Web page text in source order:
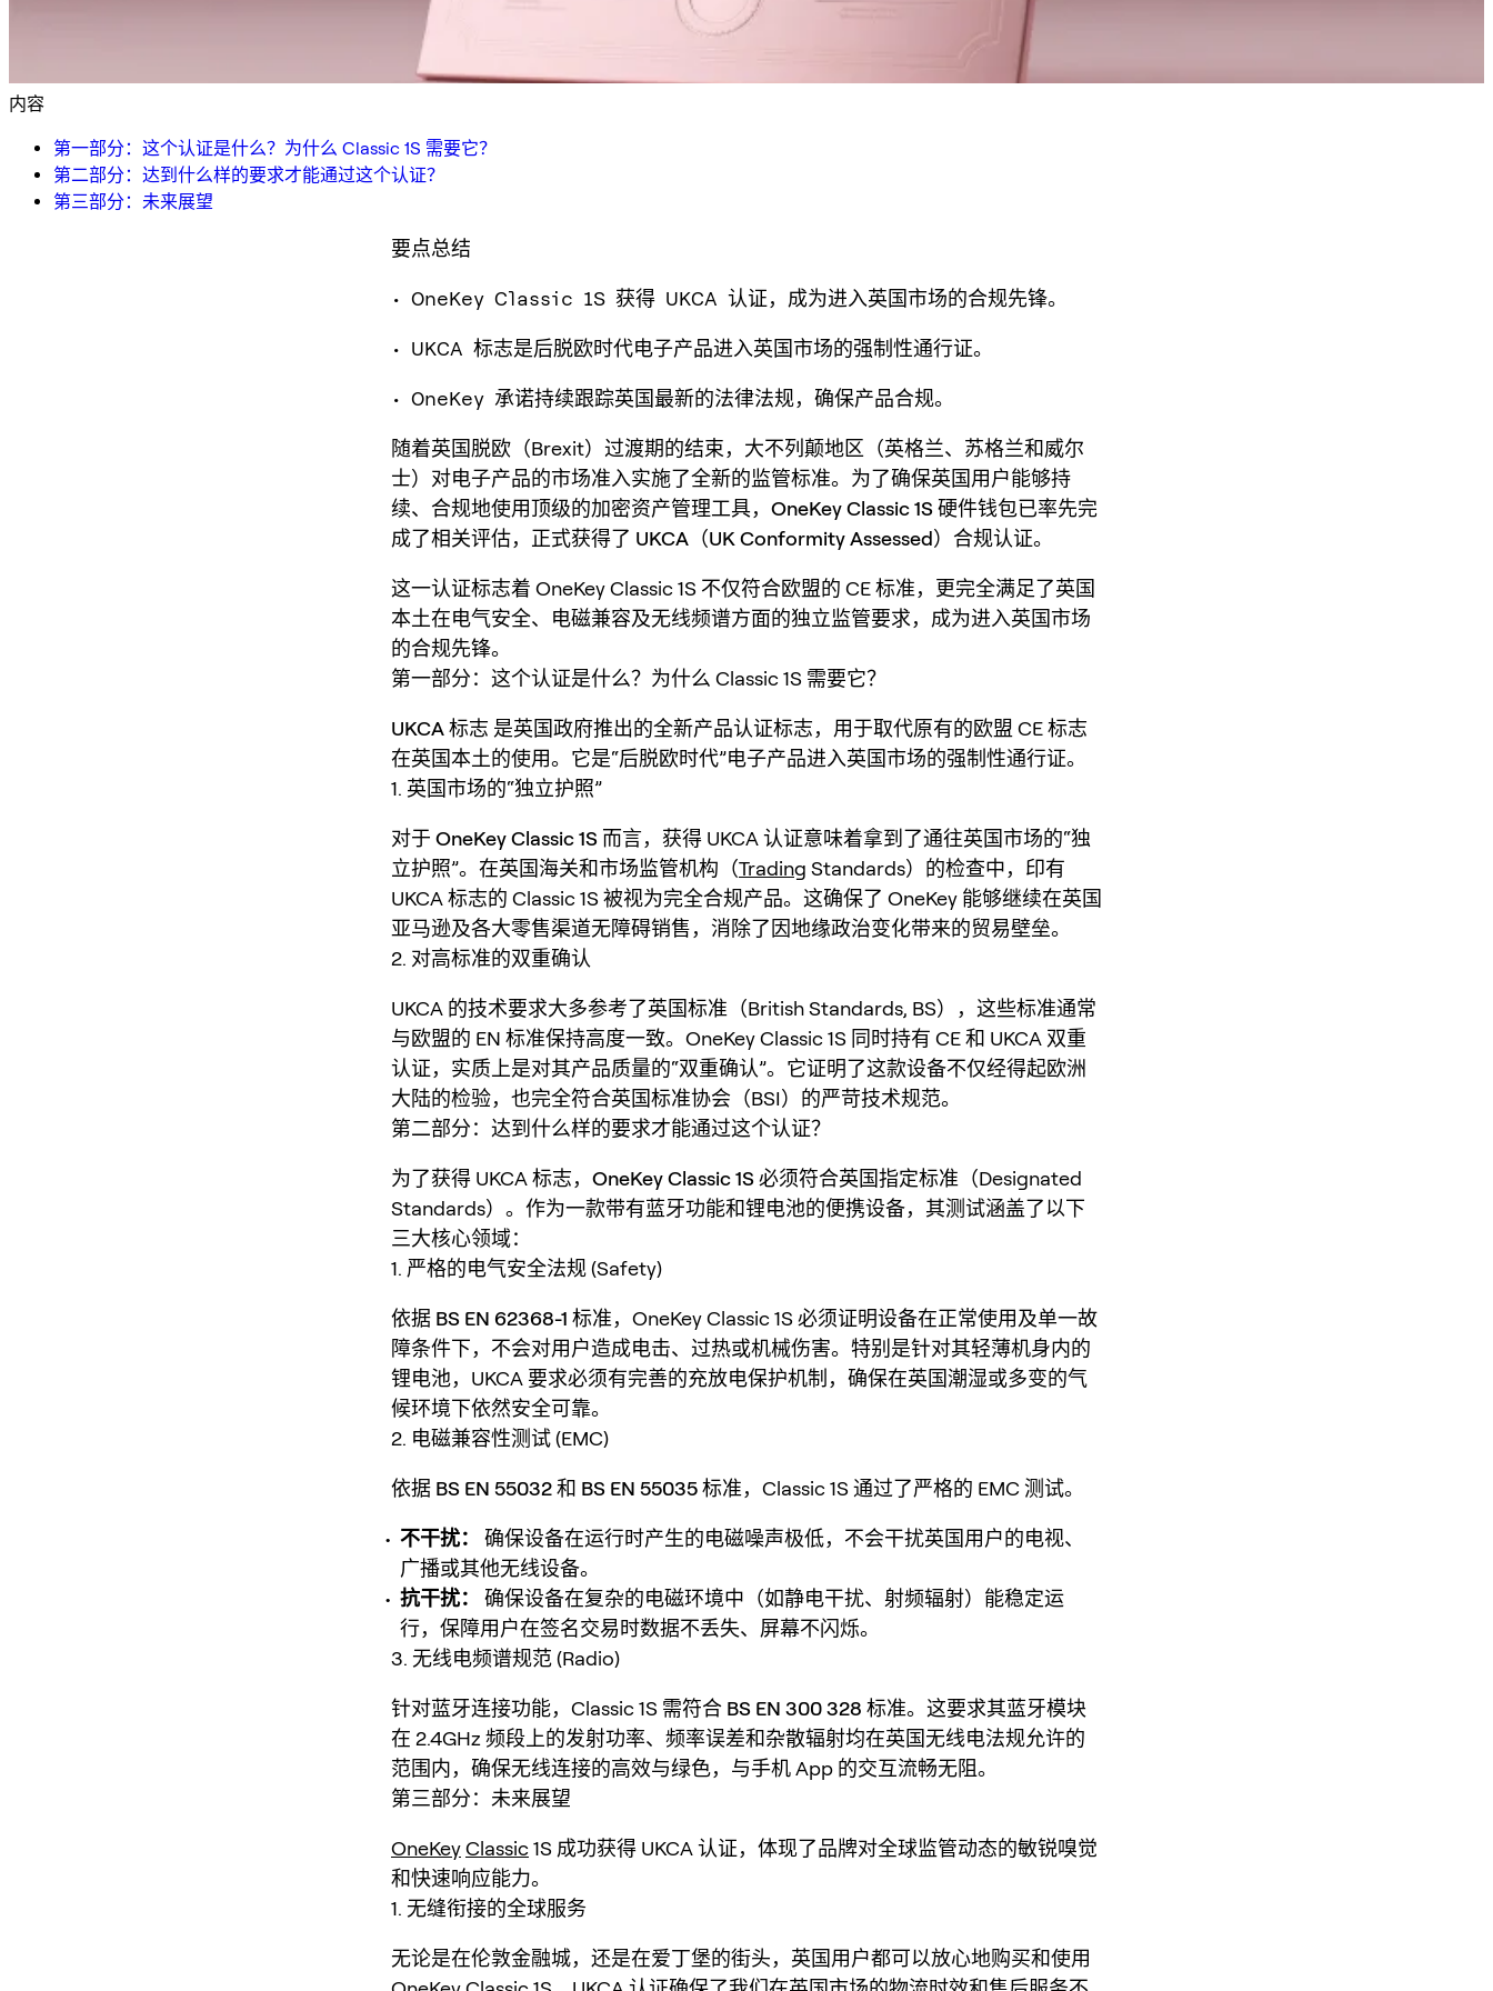
内容
第一部分：这个认证是什么？为什么 Classic 1S 需要它？
第二部分：达到什么样的要求才能通过这个认证？
第三部分：未来展望
要点总结
• OneKey Classic 1S 获得 UKCA 认证，成为进入英国市场的合规先锋。
• UKCA 标志是后脱欧时代电子产品进入英国市场的强制性通行证。
• OneKey 承诺持续跟踪英国最新的法律法规，确保产品合规。
随着英国脱欧（Brexit）过渡期的结束，大不列颠地区（英格兰、苏格兰和威尔
士）对电子产品的市场准入实施了全新的监管标准。为了确保英国用户能够持
续、合规地使用顶级的加密资产管理工具， OneKey Classic 1S硬件钱包已率先完
成了相关评估，正式获得了 UKCA（UK Conformity Assessed）合规认证。
这一认证标志着 OneKey Classic 1S 不仅符合欧盟的 CE 标准，更完全满足了英国
本土在电气安全、电磁兼容及无线频谱方面的独立监管要求，成为进入英国市场
的合规先锋。
第一部分：这个认证是什么？为什么 Classic 1S 需要它？
UKCA 标志 是英国政府推出的全新产品认证标志，用于取代原有的欧盟 CE 标志
在英国本土的使用。它是“后脱欧时代”电子产品进入英国市场的强制性通行证。
1. 英国市场的“独立护照”
对于 OneKey Classic 1S 而言，获得 UKCA 认证意味着拿到了通往英国市场的“独
立护照”。在英国海关和市场监管机构（Trading Standards）的检查中，印有
UKCA 标志的 Classic 1S 被视为完全合规产品。这确保了 OneKey 能够继续在英国
亚马逊及各大零售渠道无障碍销售，消除了因地缘政治变化带来的贸易壁垒。
2. 对高标准的双重确认
UKCA 的技术要求大多参考了英国标准（British Standards, BS），这些标准通常
与欧盟的 EN 标准保持高度一致。OneKey Classic 1S 同时持有 CE 和 UKCA 双重
认证，实质上是对其产品质量的“双重确认”。它证明了这款设备不仅经得起欧洲
大陆的检验，也完全符合英国标准协会（BSI）的严苛技术规范。
第二部分：达到什么样的要求才能通过这个认证？
为了获得 UKCA 标志， OneKey Classic 1S必须符合英国指定标准（Designated
Standards）。作为一款带有蓝牙功能和锂电池的便携设备，其测试涵盖了以下
三大核心领域：
1. 严格的电气安全法规 (Safety)
依据 BS EN 62368-1 标准，OneKey Classic 1S 必须证明设备在正常使用及单一故
障条件下，不会对用户造成电击、过热或机械伤害。特别是针对其轻薄机身内的
锂电池，UKCA 要求必须有完善的充放电保护机制，确保在英国潮湿或多变的气
候环境下依然安全可靠。
2. 电磁兼容性测试 (EMC)
依据 BS EN 55032和 BS EN 55035标准，Classic 1S 通过了严格的 EMC 测试。
不干扰：
确保设备在运行时产生的电磁噪声极低，不会干扰英国用户的电视、
广播或其他无线设备。
抗干扰：
确保设备在复杂的电磁环境中（如静电干扰、射频辐射）能稳定运
行，保障用户在签名交易时数据不丢失、屏幕不闪烁。
3. 无线电频谱规范 (Radio)
针对蓝牙连接功能，Classic 1S 需符合 BS EN 300 328 标准。这要求其蓝牙模块
在 2.4GHz 频段上的发射功率、频率误差和杂散辐射均在英国无线电法规允许的
范围内，确保无线连接的高效与绿色，与手机 App 的交互流畅无阻。
第三部分：未来展望
OneKeyClassic1S 成功获得 UKCA 认证，体现了品牌对全球监管动态的敏锐嗅觉
和快速响应能力。
1. 无缝衔接的全球服务
无论是在伦敦金融城，还是在爱丁堡的街头，英国用户都可以放心地购买和使用